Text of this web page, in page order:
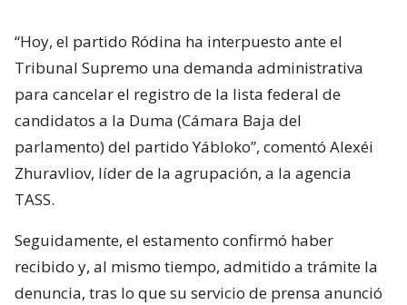
“Hoy, el partido Ródina ha interpuesto ante el
Tribunal Supremo una demanda administrativa
para cancelar el registro de la lista federal de
candidatos a la Duma (Cámara Baja del
parlamento) del partido Yábloko”, comentó Alexéi
Zhuravliov, líder de la agrupación, a la agencia
TASS.
Seguidamente, el estamento confirmó haber
recibido y, al mismo tiempo, admitido a trámite la
denuncia, tras lo que su servicio de prensa anunció